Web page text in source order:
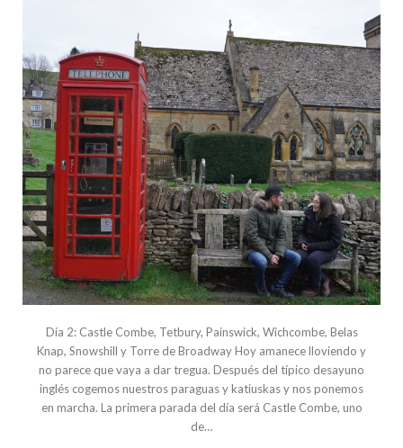
Día 2: Castle Combe, Tetbury, Painswick, Wichcombe, Belas
Knap, Snowshill y Torre de Broadway Hoy amanece lloviendo y
no parece que vaya a dar tregua. Después del típico desayuno
inglés cogemos nuestros paraguas y katiuskas y nos ponemos
en marcha. La primera parada del día será Castle Combe, uno
de…